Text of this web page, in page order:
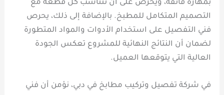
بمهارة فائقة، ويحرص على أن تتناسب كل قطعة مع
التصميم المتكامل للمطبخ. بالإضافة إلى ذلك، يحرص
فني التفصيل على استخدام الأدوات والمواد المتطورة
لضمان أن النتائج النهائية للمشروع تعكس الجودة
العالية التي يتوقعها العميل.
في شركة تفصيل وتركيب مطابخ في دبي، نؤمن أن فني